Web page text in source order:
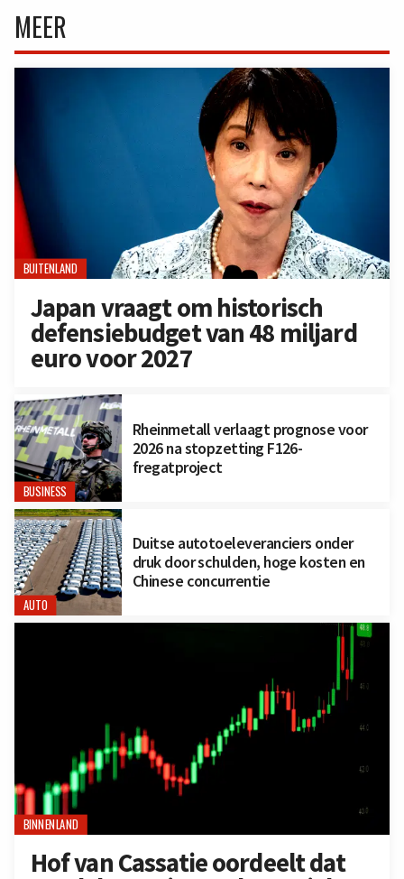
MEER
BUITENLAND
Japan vraagt om historisch
defensiebudget van 48 miljard
euro voor 2027
BUSINESS
Rheinmetall verlaagt prognose voor
2026 na stopzetting F126-
fregatproject
AUTO
Duitse autotoeleveranciers onder
druk door schulden, hoge kosten en
Chinese concurrentie
BINNENLAND
Hof van Cassatie oordeelt dat